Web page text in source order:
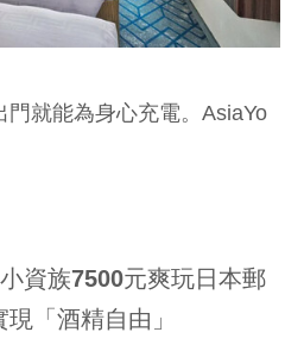
就能為身心充電。AsiaYo
資族7500元爽玩日本郵
「酒精自由」